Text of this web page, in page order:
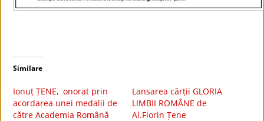
Similare
Ionuț ȚENE, onorat prin
acordarea unei medalii de
către Academia Română
Lansarea cărții GLORIA
LIMBII ROMÂNE de
Al.Florin Țene